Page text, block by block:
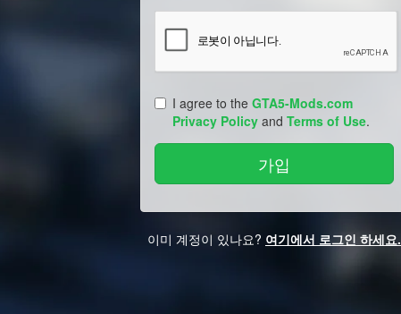
I agree to the GTA5-Mods.com
Privacy Policy and Terms of Use.
이미 계정이 있나요? 여기에서 로그인 하세요.